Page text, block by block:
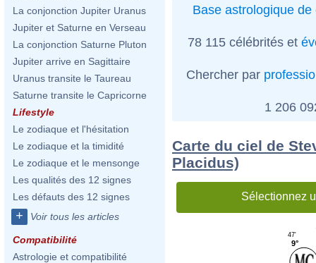
La conjonction Jupiter Uranus
Jupiter et Saturne en Verseau
La conjonction Saturne Pluton
Jupiter arrive en Sagittaire
Uranus transite le Taureau
Saturne transite le Capricorne
Lifestyle
Le zodiaque et l'hésitation
Le zodiaque et la timidité
Le zodiaque et le mensonge
Les qualités des 12 signes
Les défauts des 12 signes
+ Voir tous les articles
Compatibilité
Astrologie et compatibilité
Base astrologique de
78 115 célébrités et
Chercher par
1 206
Carte du ciel de
Placidus)
Sélectionnez
9°
47'